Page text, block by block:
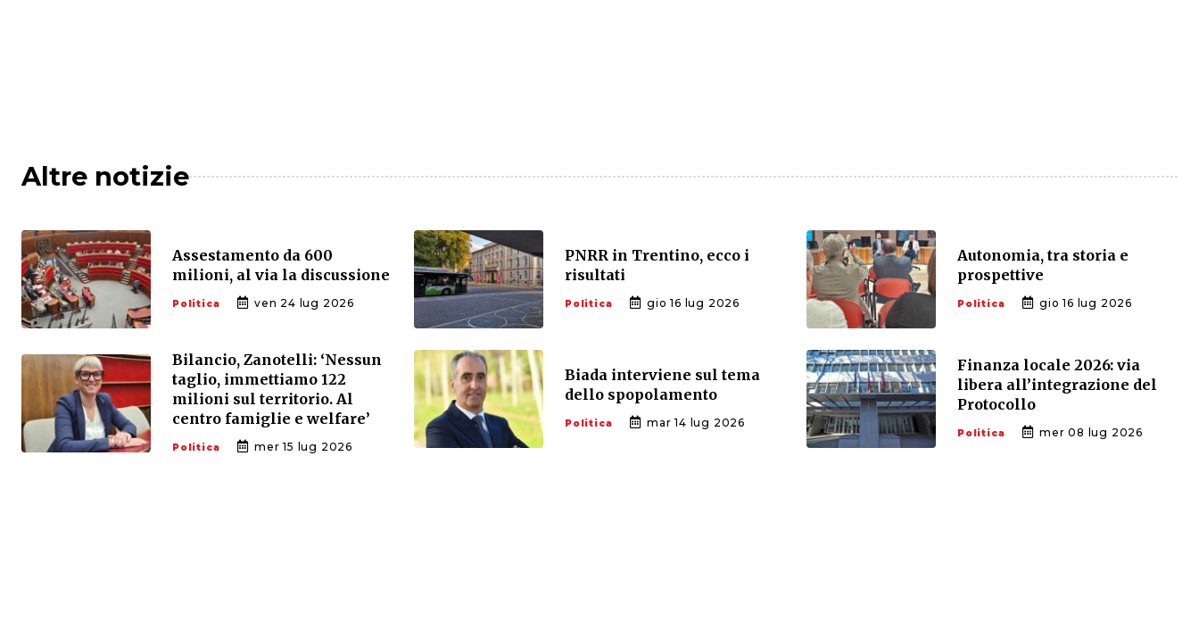
Altre notizie
Assestamento da 600
milioni, al via la discussione
Politica ven 24 lug 2026
PNRR in Trentino, ecco i
risultati
Politica gio 16 lug 2026
Autonomia, tra storia e
prospettive
Politica gio 16 lug 2026
Bilancio, Zanotelli: ‘Nessun
taglio, immettiamo 122
milioni sul territorio. Al
centro famiglie e welfare’
Politica mer 15 lug 2026
Biada interviene sul tema
dello spopolamento
Politica mar 14 lug 2026
Finanza locale 2026: via
libera all’integrazione del
Protocollo
Politica mer 08 lug 2026